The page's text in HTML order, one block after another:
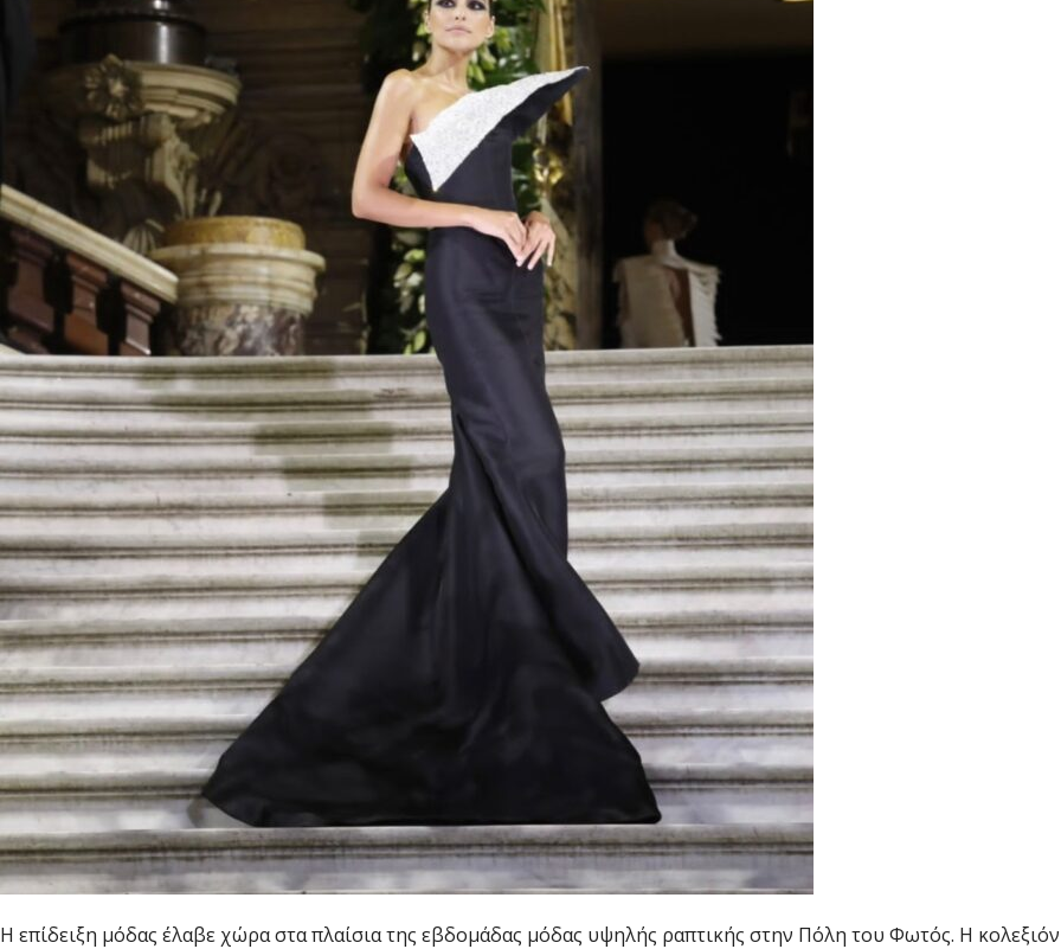
Η επίδειξη μόδας έλαβε χώρα στα πλαίσια της εβδομάδας μόδας υψηλής ραπτικής στην Πόλη του Φωτός. Η κολεξιόν